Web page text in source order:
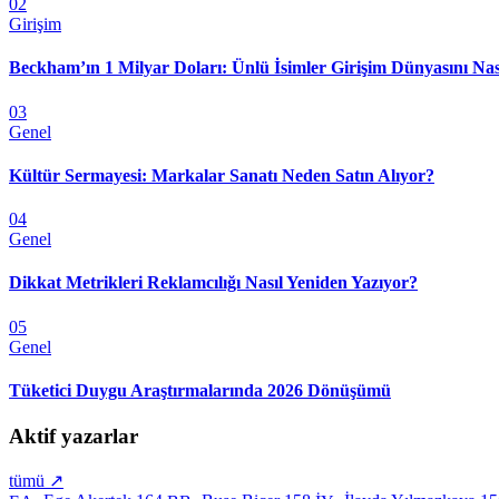
02
Girişim
Beckham’ın 1 Milyar Doları: Ünlü İsimler Girişim Dünyasını
03
Genel
Kültür Sermayesi: Markalar Sanatı Neden Satın Alıyor?
04
Genel
Dikkat Metrikleri Reklamcılığı Nasıl Yeniden Yazıyor?
05
Genel
Tüketici Duygu Araştırmalarında 2026 Dönüşümü
Aktif yazarlar
tümü ↗